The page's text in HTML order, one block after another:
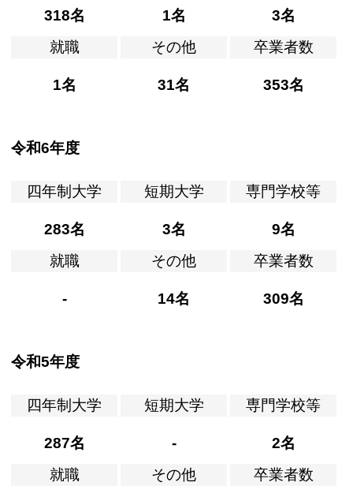
318名 1名
3名
就職
1名
その他
31名
卒業者数
353名
令和6年度
四年制大学
283名
短期大学
3名
専門学校等
9名
就職
-
その他
14名
卒業者数
309名
令和5年度
四年制大学
287名
短期大学
-
専門学校等
2名
就職
その他 卒業者数